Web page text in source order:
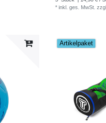
* inkl. ges. MwSt. zzgl.
Artikelpaket